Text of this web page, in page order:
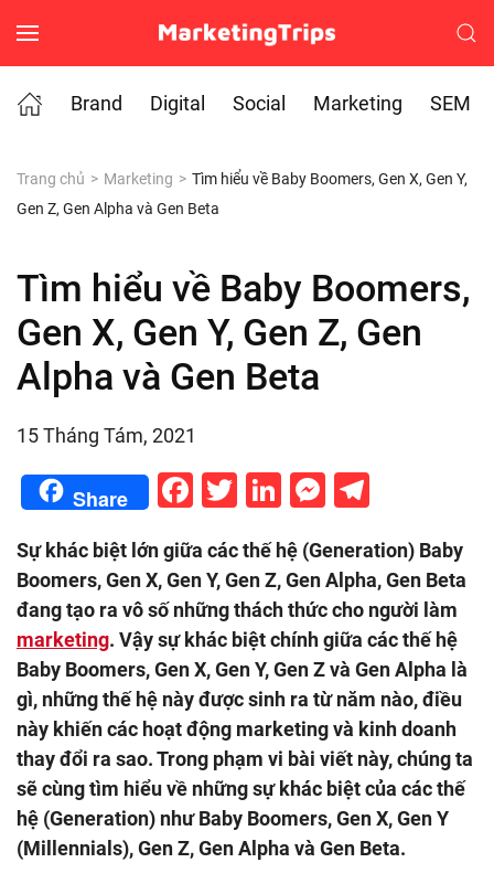
Skip to main content
Brand
Digital Social Marketing SEM
Trang chủ Marketing
Tìm hiểu về Baby Boomers, Gen X, Gen Y,
Gen Z, Gen Alpha và Gen Beta
Tìm hiểu về Baby Boomers,
Gen X, Gen Y, Gen Z, Gen
Alpha và Gen Beta
15 Tháng Tám, 2021
Share Facebook
Twitter
LinkedIn
Sự khác biệt lớn giữa các thế hệ (Generation) Baby
Boomers, Gen X, Gen Y, Gen Z, Gen Alpha, Gen Beta
đang tạo ra vô số những thách thức cho người làm
marketing. Vậy sự khác biệt chính giữa các thế hệ
Baby Boomers, Gen X, Gen Y, Gen Z và Gen Alpha là
gì, những thế hệ này được sinh ra từ năm nào, điều
này khiến các hoạt động marketing và kinh doanh
thay đổi ra sao. Trong phạm vi bài viết này, chúng ta
sẽ cùng tìm hiểu về những sự khác biệt của các thế
hệ (Generation) như Baby Boomers, Gen X, Gen Y
(Millennials), Gen Z, Gen Alpha và Gen Beta.